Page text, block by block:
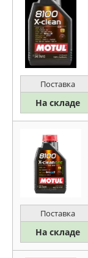
Поставка
На складе
Поставка
На складе